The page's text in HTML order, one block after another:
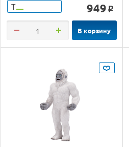
Т 949 o
В корзину